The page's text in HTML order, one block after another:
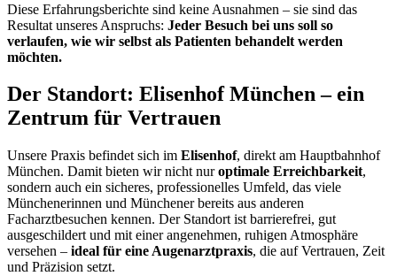
Diese Erfahrungsberichte sind keine Ausnahmen – sie sind das
Resultat unseres Anspruchs: Jeder Besuch bei uns soll so
verlaufen, wie wir selbst als Patienten behandelt werden
möchten.
Der Standort: Elisenhof München – ein
Zentrum für Vertrauen
Unsere Praxis befindet sich im Elisenhof, direkt am Hauptbahnhof
München. Damit bieten wir nicht nuroptimale Erreichbarkeit,
sondern auch ein sicheres, professionelles Umfeld, das viele
Münchenerinnen und Münchener bereits aus anderen
Facharztbesuchen kennen. Der Standort ist barrierefrei, gut
ausgeschildert und mit einer angenehmen, ruhigen Atmosphäre
versehen – ideal für eine Augenarztpraxis, die auf Vertrauen, Zeit
und Präzision setzt.